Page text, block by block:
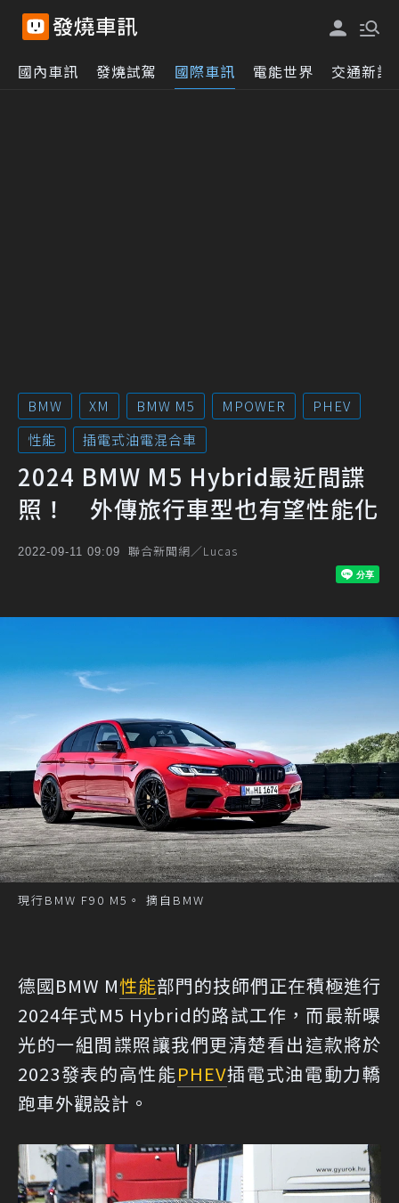
國內車訊 發燒試駕 國際車訊 電能世界 交通新訊
BMW XM BMW M5 MPOWER
PHEV
性能
插電式油電混合車
2024 BMW M5 Hybrid最近間諜
照！ 外傳旅行車型也有望性能化
2022-09-11 09:09 聯合新聞網／Lucas
現行BMW F90 M5。 摘自BMW
德國BMW M性能部門的技師們正在積極進行
2024年式M5 Hybrid的路試工作，而最新曝
光的一組間諜照讓我們更清楚看出這款將於
2023發表的高性能PHEV插電式油電動力轎
跑車外觀設計。